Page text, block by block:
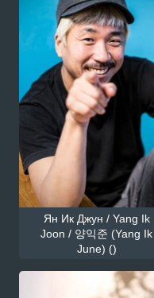
Ян Ик Джун / Yang Ik
Joon / 양익준 (Yang Ik
June) ()